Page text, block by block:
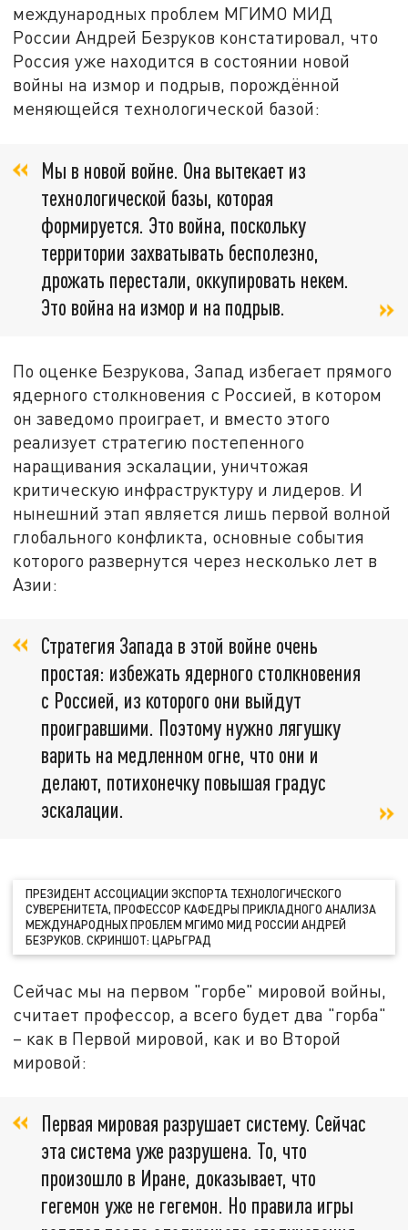
международных проблем МГИМО МИД
России Андрей Безруков констатировал, что
Россия уже находится в состоянии новой
войны на измор и подрыв, порождённой
меняющейся технологической базой:
Мы в новой войне. Она вытекает из
технологической базы, которая
формируется. Это война, поскольку
территории захватывать бесполезно,
дрожать перестали, оккупировать некем.
Это война на измор и на подрыв.
По оценке Безрукова, Запад избегает прямого
ядерного столкновения с Россией, в котором
он заведомо проиграет, и вместо этого
реализует стратегию постепенного
наращивания эскалации, уничтожая
критическую инфраструктуру и лидеров. И
нынешний этап является лишь первой волной
глобального конфликта, основные события
которого развернутся через несколько лет в
Азии:
Стратегия Запада в этой войне очень
простая: избежать ядерного столкновения
с Россией, из которого они выйдут
проигравшими. Поэтому нужно лягушку
варить на медленном огне, что они и
делают, потихонечку повышая градус
эскалации.
ПРЕЗИДЕНТ АССОЦИАЦИИ ЭКСПОРТА ТЕХНОЛОГИЧЕСКОГО
СУВЕРЕНИТЕТА, ПРОФЕССОР КАФЕДРЫ ПРИКЛАДНОГО АНАЛИЗА
МЕЖДУНАРОДНЫХ ПРОБЛЕМ МГИМО МИД РОССИИ АНДРЕЙ
БЕЗРУКОВ. СКРИНШОТ: ЦАРЬГРАД
Сейчас мы на первом "горбе" мировой войны,
считает профессор, а всего будет два "горба"
– как в Первой мировой, как и во Второй
мировой:
Первая мировая разрушает систему. Сейчас
эта система уже разрушена. То, что
произошло в Иране, доказывает, что
гегемон уже не гегемон. Но правила игры